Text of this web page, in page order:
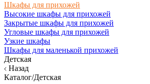
Шкафы для прихожей
Высокие шкафы для прихожей
Закрытые шкафы для прихожей
Угловые шкафы для прихожей
Узкие шкафы
Шкафы для маленькой прихожей
Детская
Назад
Каталог/Детская